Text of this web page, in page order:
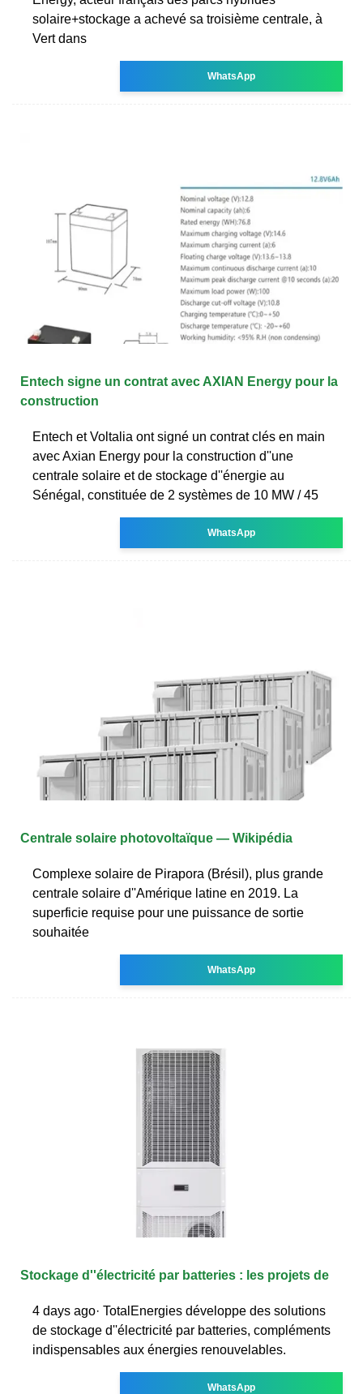
solaire+stockage a achevé sa troisième centrale, à
Vert dans
WhatsApp
Entech signe un contrat avec AXIAN Energy pour la
construction
Entech et Voltalia ont signé un contrat clés en main
avec Axian Energy pour la construction d''une
centrale solaire et de stockage d''énergie au
Sénégal, constituée de 2 systèmes de 10 MW / 45
WhatsApp
Centrale solaire photovoltaïque — Wikipédia
Complexe solaire de Pirapora (Brésil), plus grande
centrale solaire d''Amérique latine en 2019. La
superficie requise pour une puissance de sortie
souhaitée
WhatsApp
Stockage d''électricité par batteries : les projets de
4 days ago· TotalEnergies développe des solutions
de stockage d''électricité par batteries, compléments
indispensables aux énergies renouvelables.
WhatsApp